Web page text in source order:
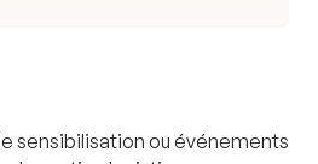
sensibilisation ou événements